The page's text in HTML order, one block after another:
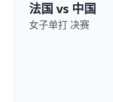
法国 vs 中国
女子单打 决赛